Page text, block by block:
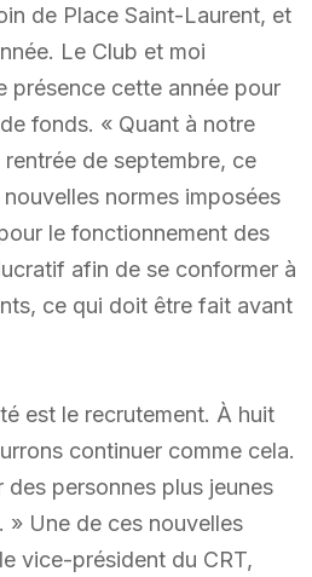
de Place Saint-Laurent, et
Le Club et moi
présence cette année pour
fonds. « Quant à notre
de septembre, ce
nouvelles normes imposées
le fonctionnement des
afin de se conformer à
ce qui doit être fait avant
est le recrutement. À huit
continuer comme cela.
personnes plus jeunes
» Une de ces nouvelles
vice-président du CRT,